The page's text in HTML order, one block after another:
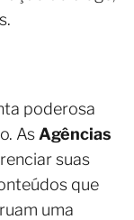
poderosa
As Agências
suas
que
uma